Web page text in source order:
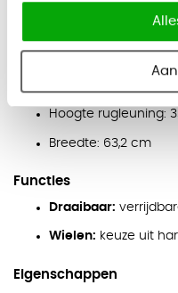
lichtblauw en blauw.
Zithoogte: 45,7 cm
Hoogte rugleuning:
Breedte: 63,2 cm
Functies
Draaibaar:
Wielen: keuze uit
Eigenschappen